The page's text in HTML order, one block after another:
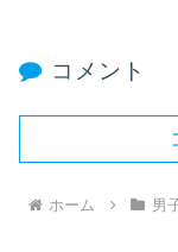
コメント
ホーム 男